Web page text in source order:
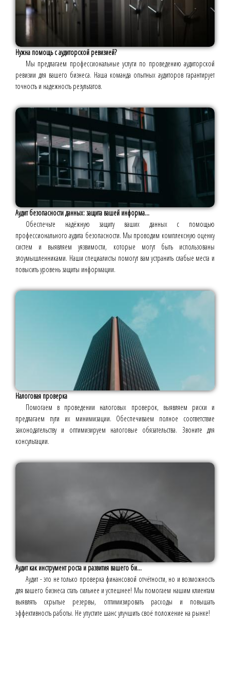
Нужна помощь с аудиторской ревизией?
Мы предлагаем профессиональные услуги по проведению аудиторской
ревизии для вашего бизнеса. Наша команда опытных аудиторов гарантирует
точность и надежность результатов.
Аудит безопасности данных: защита вашей информа...
Обеспечьте надёжную защиту ваших данных с помощью
профессионального аудита безопасности. Мы проводим комплексную оценку
систем и выявляем уязвимости, которые могут быть использованы
злоумышленниками. Наши специалисты помогут вам устранить слабые места и
повысить уровень защиты информации.
Налоговая проверка
Помогаем в проведении налоговых проверок, выявляем риски и
предлагаем пути их минимизации. Обеспечиваем полное соответствие
законодательству и оптимизируем налоговые обязательства. Звоните для
консультации.
Аудит как инструмент роста и развития вашего би...
Аудит - это не только проверка финансовой отчётности, но и возможность
для вашего бизнеса стать сильнее и успешнее! Мы помогаем нашим клиентам
выявлять скрытые резервы, оптимизировать расходы и повышать
эффективность работы. Не упустите шанс улучшить своё положение на рынке!